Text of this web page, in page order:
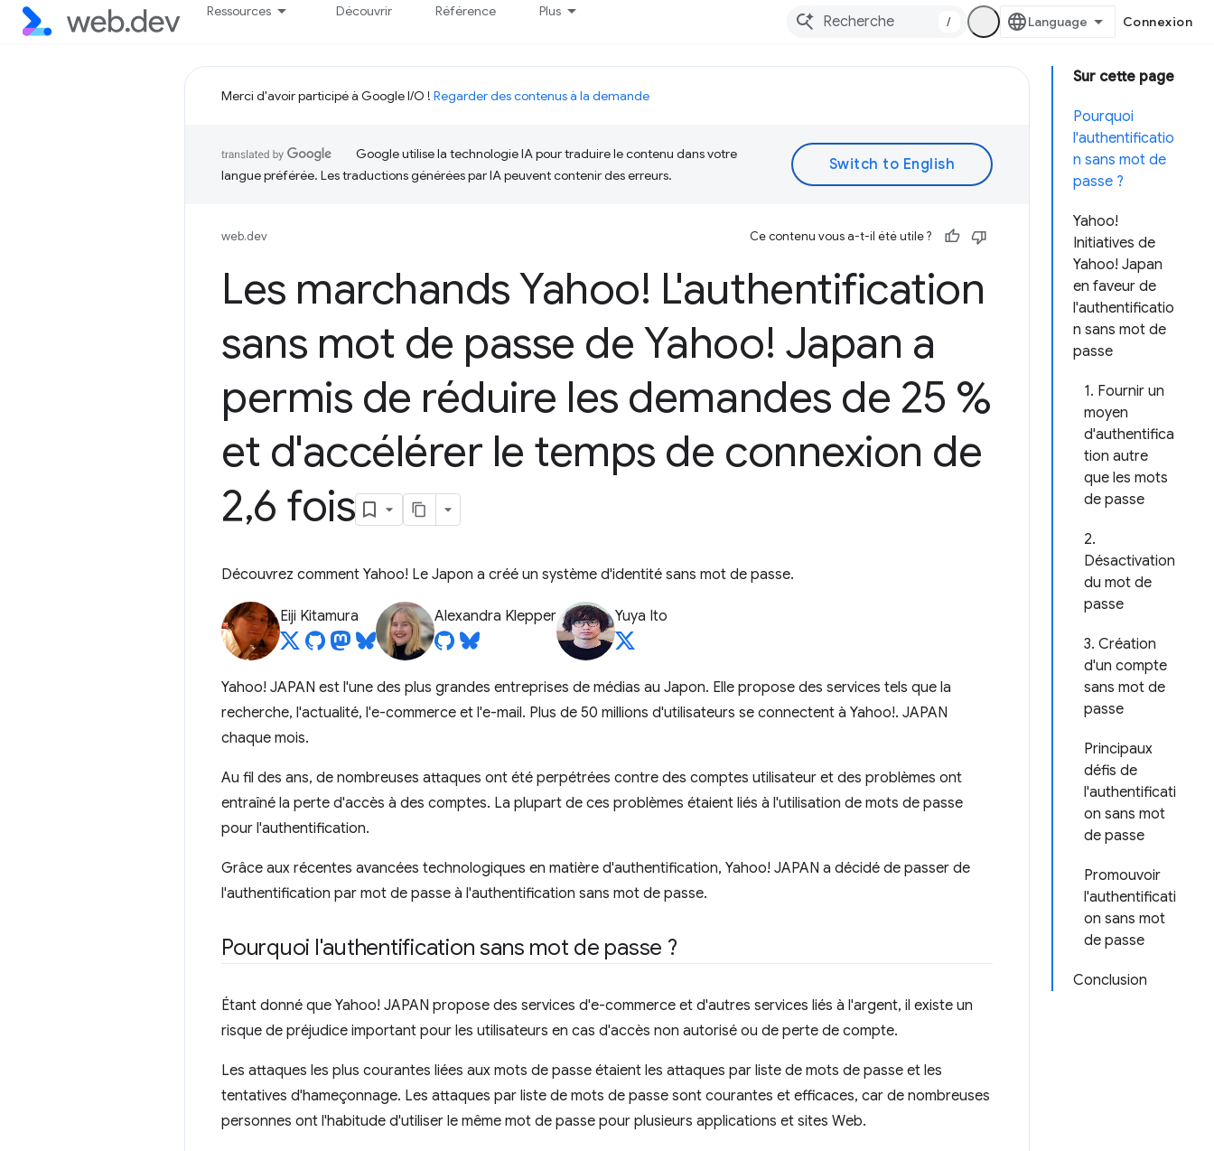
Ressources Découvrir Référence Plus
/ Connexion
Sur cette page
Pourquoi
l'authentificatio
n sans mot de
passe ?
Yahoo!
Initiatives de
Yahoo! Japan
en faveur de
l'authentificatio
n sans mot de
passe
1. Fournir un
moyen
d'authentifica
tion autre
que les mots
de passe
2.
Désactivation
du mot de
passe
3. Création
d'un compte
sans mot de
passe
Principaux
défis de
l'authentificati
on sans mot
de passe
Promouvoir
l'authentificati
on sans mot
de passe
Conclusion
Merci d'avoir participé à Google I/O ! Regarder des contenus à la demande
Google utilise la technologie IA pour traduire le contenu dans votre
langue préférée. Les traductions générées par IA peuvent contenir des erreurs.
web.dev Ce contenu vous a-t-il été utile ?
Les marchands Yahoo! L'authentification
sans mot de passe de Yahoo! Japan a
permis de réduire les demandes de 25 %
et d'accélérer le temps de connexion de
2,6 fois
Découvrez comment Yahoo! Le Japon a créé un système d'identité sans mot de passe.
Eiji Kitamura Alexandra Klepper Yuya Ito
Yahoo! JAPAN est l'une des plus grandes entreprises de médias au Japon. Elle propose des services tels que la
recherche, l'actualité, l'e-commerce et l'e-mail. Plus de 50 millions d'utilisateurs se connectent à Yahoo!. JAPAN
chaque mois.
Au fil des ans, de nombreuses attaques ont été perpétrées contre des comptes utilisateur et des problèmes ont
entraîné la perte d'accès à des comptes. La plupart de ces problèmes étaient liés à l'utilisation de mots de passe
pour l'authentification.
Grâce aux récentes avancées technologiques en matière d'authentification, Yahoo! JAPAN a décidé de passer de
l'authentification par mot de passe à l'authentification sans mot de passe.
Pourquoi l'authentification sans mot de passe ?
Étant donné que Yahoo! JAPAN propose des services d'e-commerce et d'autres services liés à l'argent, il existe un
risque de préjudice important pour les utilisateurs en cas d'accès non autorisé ou de perte de compte.
Les attaques les plus courantes liées aux mots de passe étaient les attaques par liste de mots de passe et les
tentatives d'hameçonnage. Les attaques par liste de mots de passe sont courantes et efficaces, car de nombreuses
personnes ont l'habitude d'utiliser le même mot de passe pour plusieurs applications et sites Web.